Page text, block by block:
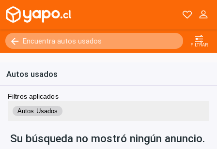
FILTRAR
Autos usados
Filtros aplicados
Autos Usados
Su búsqueda no mostró ningún anuncio.
Kilómetros